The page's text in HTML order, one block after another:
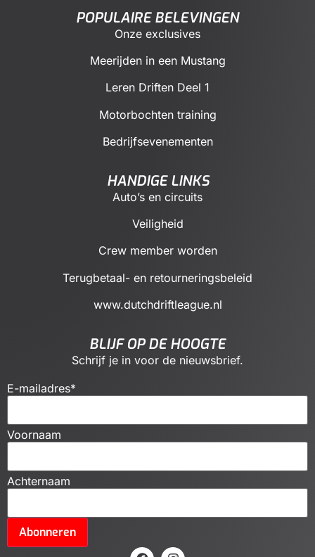
POPULAIRE BELEVINGEN
Onze exclusives
Meerijden in een Mustang
Leren Driften Deel 1
Motorbochten training
Bedrijfsevenementen
HANDIGE LINKS
Auto’s en circuits
Veiligheid
Crew member worden
Terugbetaal- en retourneringsbeleid
www.dutchdriftleague.nl
BLIJF OP DE HOOGTE
Schrijf je in voor de nieuwsbrief.
E-mailadres*
Voornaam
Achternaam
Abonneren